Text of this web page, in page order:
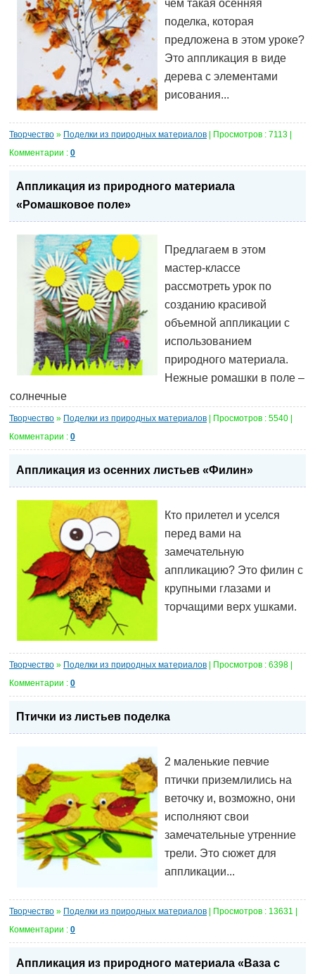
чем такая осенняя
поделка, которая
предложена в этом уроке?
Это аппликация в виде
дерева с элементами
рисования...
Творчество » Поделки из природных материалов | Просмотров : 7113 |
Комментарии : 0
Аппликация из природного материала
«Ромашковое поле»
Предлагаем в этом
мастер-классе
рассмотреть урок по
созданию красивой
объемной аппликации с
использованием
природного материала.
Нежные ромашки в поле –
солнечные
Творчество » Поделки из природных материалов | Просмотров : 5540 |
Комментарии : 0
Аппликация из осенних листьев «Филин»
Кто прилетел и уселся
перед вами на
замечательную
аппликацию? Это филин с
крупными глазами и
торчащими верх ушками.
Творчество » Поделки из природных материалов | Просмотров : 6398 |
Комментарии : 0
Птички из листьев поделка
2 маленькие певчие
птички приземлились на
веточку и, возможно, они
исполняют свои
замечательные утренние
трели. Это сюжет для
аппликации...
Творчество » Поделки из природных материалов | Просмотров : 13631 |
Комментарии : 0
Аппликация из природного материала «Ваза с